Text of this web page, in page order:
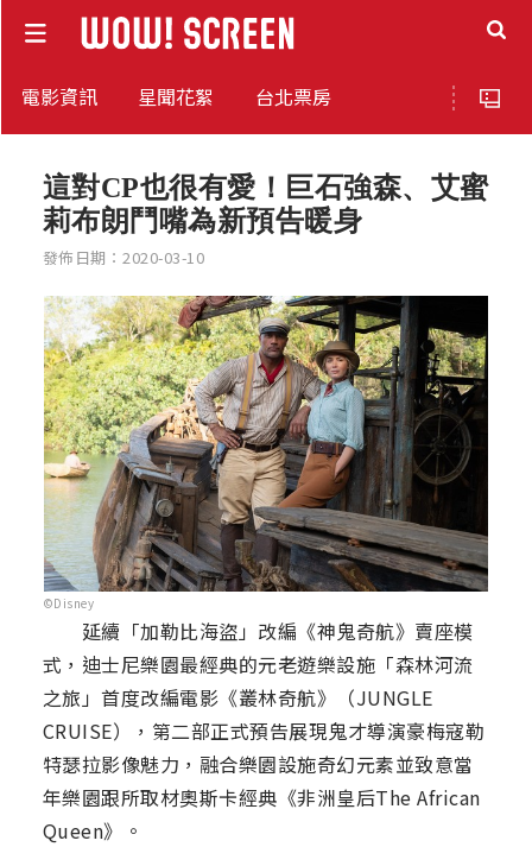
電影資訊 星聞花絮 台北票房
這對CP也很有愛！巨石強森、艾蜜
莉布朗鬥嘴為新預告暖身
發佈日期：2020-03-10
©Disney
延續「加勒比海盜」改編《神鬼奇航》賣座模
式，迪士尼樂園最經典的元老遊樂設施「森林河流
之旅」首度改編電影《叢林奇航》（JUNGLE
CRUISE），第二部正式預告展現鬼才導演豪梅寇勒
特瑟拉影像魅力，融合樂園設施奇幻元素並致意當
年樂園跟所取材奧斯卡經典《非洲皇后The African
Queen》。